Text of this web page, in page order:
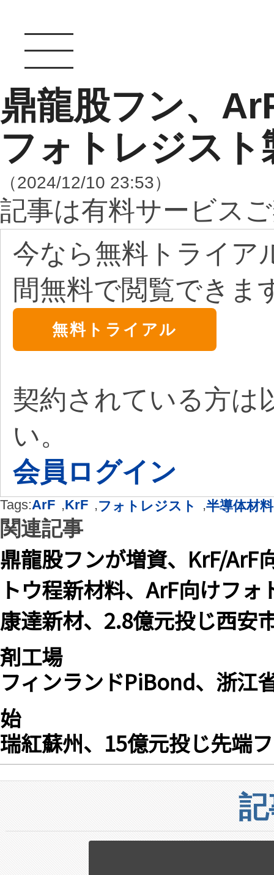
鼎龍股フン、
フォトレジス
（2024/12/10 23:53）
記事は有料サービス
今なら無料トライア
間無料で閲覧できま
無料トライアル
契約されている方は
い。
会員ログイン
Tags:ArF ,KrF ,フォトレジスト ,半導体材料
関連記事
鼎龍股フンが増資、KrF/ArF
トウ程新材料、ArF向けフ
康達新材、2.8億元投じ西安
剤工場
フィンランドPiBond、浙江
始
瑞紅蘇州、15億元投じ先端